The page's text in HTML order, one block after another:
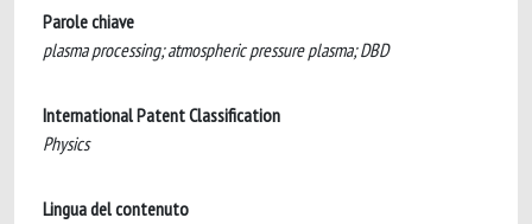
Parole chiave
plasma processing; atmospheric pressure plasma; DBD
International Patent Classification
Physics
Lingua del contenuto